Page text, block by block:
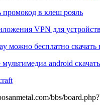
промокод в клеш рояль
VPN для
можно бесплатно
android скачать
bbs/